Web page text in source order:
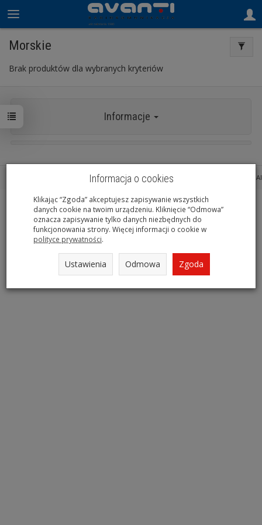
Morskie
Brak produktów dla wybranych kryteriów
Informacje
Sklep internetowy SOTESHOP AI
Informacja o cookies
Klikając “Zgoda” akceptujesz zapisywanie wszystkich
danych cookie na twoim urządzeniu. Kliknięcie “Odmowa”
oznacza zapisywanie tylko danych niezbędnych do
funkcjonowania strony. Więcej informacji o cookie w
polityce prywatności.
Ustawienia Odmowa Zgoda